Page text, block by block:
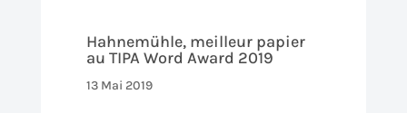
Hahnemühle, meilleur papier
au TIPA Word Award 2019
13 Mai 2019